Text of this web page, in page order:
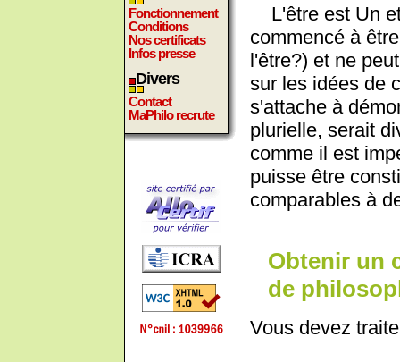
Fonctionnement
Conditions
Nos certificats
Infos presse
Divers
Contact
MaPhilo recrute
L'être est Un
commencé à
l'être?) et ne
sur les idées de
s'attache à
plurielle, serait
comme il est
puisse être
comparables à
Obtenir un
de
Vous devez